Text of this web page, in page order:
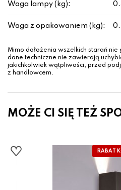
Waga lampy (kg):
Waga z opakowaniem (kg):
Mimo dołożenia wszelkich starań
dane techniczne nie zawierają
jakichkolwiek wątpliwości, przed
z handlowcem.
MOŻE CI SIĘ TEŻ